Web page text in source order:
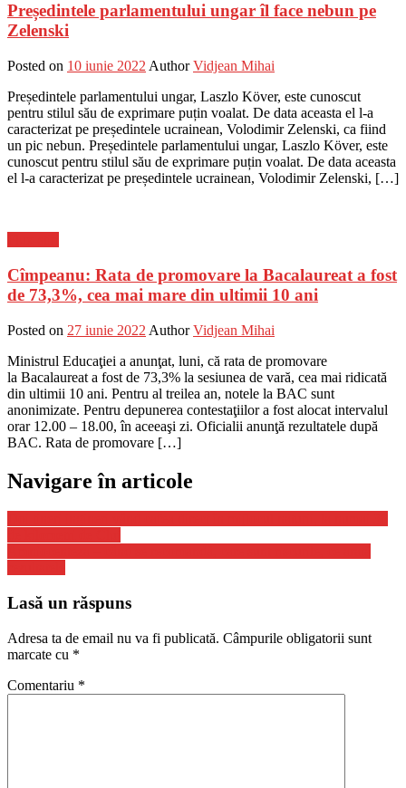
Președintele parlamentului ungar îl face nebun pe
Zelenski
Posted on 10 iunie 2022 Author Vidjean Mihai
Președintele parlamentului ungar, Laszlo Köver, este cunoscut
pentru stilul său de exprimare puțin voalat. De data aceasta el l-a
caracterizat pe președintele ucrainean, Volodimir Zelenski, ca fiind
un pic nebun. Președintele parlamentului ungar, Laszlo Köver, este
cunoscut pentru stilul său de exprimare puțin voalat. De data aceasta
el l-a caracterizat pe președintele ucrainean, Volodimir Zelenski, […]
Cîmpeanu: Rata de promovare la Bacalaureat a fost
de 73,3%, cea mai mare din ultimii 10 ani
Posted on 27 iunie 2022 Author Vidjean Mihai
Ministrul Educaţiei a anunţat, luni, că rata de promovare
la Bacalaureat a fost de 73,3% la sesiunea de vară, cea mai ridicată
din ultimii 10 ani. Pentru al treilea an, notele la BAC sunt
anonimizate. Pentru depunerea contestaţiilor a fost alocat intervalul
orar 12.00 – 18.00, în aceeaşi zi. Oficialii anunţă rezultatele după
BAC. Rata de promovare […]
Navigare în articole
Lasă un răspuns
Adresa ta de email nu va fi publicată. Câmpurile obligatorii sunt
marcate cu *
Comentariu *